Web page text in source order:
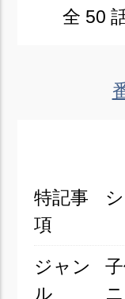
全 50
特記事
項
ジャン
ル